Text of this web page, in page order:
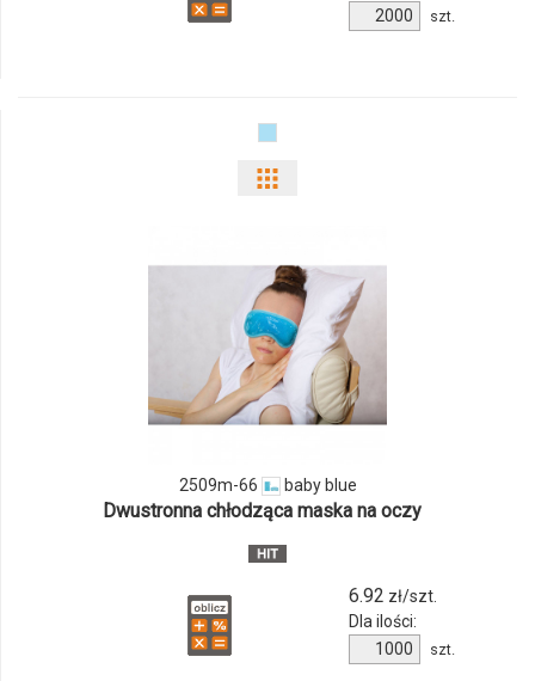
Ilość
produktu
szt.
i
ilości
produktu
2509m-
2509m-66 baby blue
Dwustronna chłodząca maska na oczy
6.92 zł/szt.
Dla ilości:
Ilość
produktu
szt.